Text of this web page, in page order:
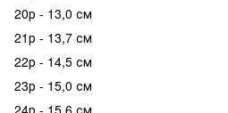
20р - 13,0 см
21р - 13,7 см
22р - 14,5 см
23р - 15,0 см
24р - 15,6 см